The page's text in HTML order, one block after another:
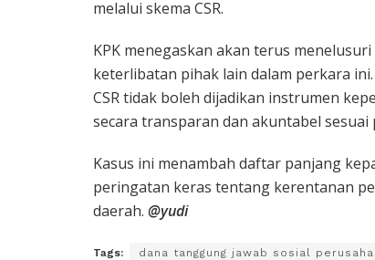
melalui skema CSR.
KPK menegaskan akan terus
keterlibatan pihak lain dalam perkara
CSR tidak boleh dijadikan instrumen
secara transparan dan akuntabel
Kasus ini menambah daftar panjang
peringatan keras tentang kerentanan
daerah. @yudi
Tags: dana tanggung jawab sosial